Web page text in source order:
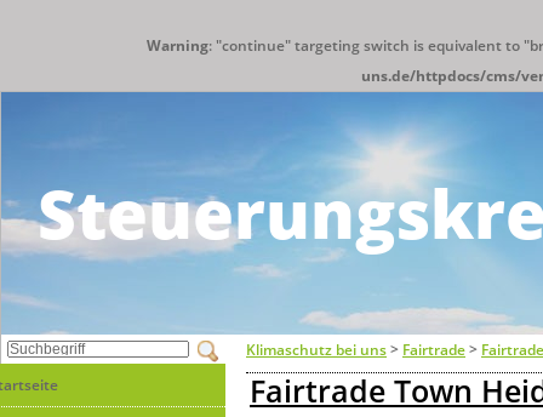
Warning: "continue" targeting switch is equivalent to
uns.de/httpdocs/cms/
Klimaschutz bei uns> Fairtrade>
Fairtrade Town